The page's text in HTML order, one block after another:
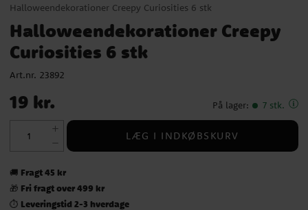
Halloweendekorationer Creepy Curiosities 6 stk
Halloweendekorationer Creepy
Curiosities 6 stk
Art.nr. 23892
Pris: 19 kr.
19 kr. På lager: 7 stk.
LÆG I INDKØBSKURV
🚚 Fragt 45 kr
🎁 Fri fragt over 499 kr
⏱️ Leveringstid 2-3 hverdage